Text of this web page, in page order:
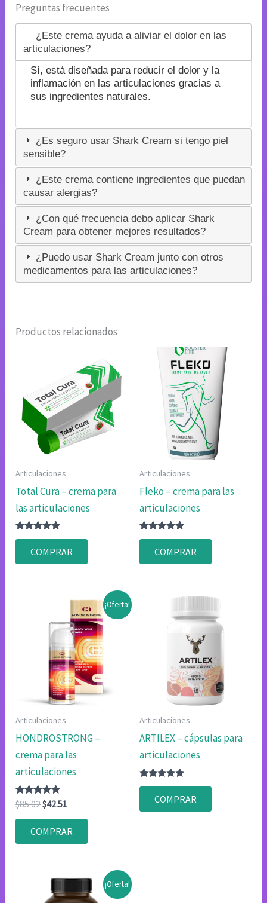
Preguntas frecuentes
¿Este crema ayuda a aliviar el dolor en las
articulaciones?
Sí, está diseñada para reducir el dolor y la
inflamación en las articulaciones gracias a
sus ingredientes naturales.
¿Es seguro usar Shark Cream si tengo piel
sensible?
¿Este crema contiene ingredientes que puedan
causar alergias?
¿Con qué frecuencia debo aplicar Shark
Cream para obtener mejores resultados?
¿Puedo usar Shark Cream junto con otros
medicamentos para las articulaciones?
Productos relacionados
Articulaciones
Total Cura – crema para
las articulaciones
Valorado
4.75
de 5
COMPRAR
Articulaciones
Fleko – crema para las
articulaciones
Valorado
4.75
de 5
COMPRAR
¡Oferta!
Articulaciones
HONDROSTRONG –
crema para las
articulaciones
Valorado
con
4.75
de 5
$85.02El
original
era:
$42.51
actual
es:
COMPRAR
Articulaciones
ARTILEX – cápsulas para
articulaciones
Valorado
4.80
de 5
COMPRAR
¡Oferta!